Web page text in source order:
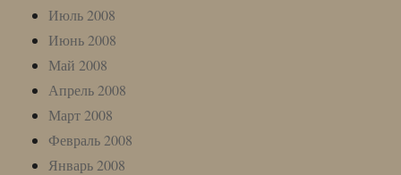
Июль 2008
Июнь 2008
Май 2008
Апрель 2008
Март 2008
Февраль 2008
Январь 2008